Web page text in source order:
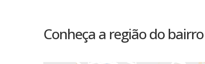
Conheça a região do